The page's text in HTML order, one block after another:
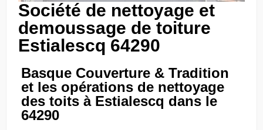
Société de nettoyage et
demoussage de toiture
Estialescq 64290
Basque Couverture & Tradition
et les opérations de nettoyage
des toits à Estialescq dans le
64290